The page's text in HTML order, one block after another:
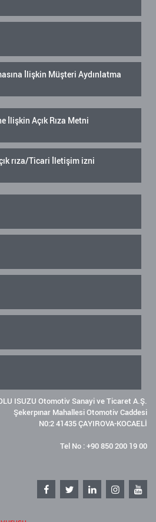
İlişkin Müşteri Aydınlatma
İlişkin Açık Rıza Metni
rıza/Ticari İletişim izni
ISUZU Otomotiv Sanayi ve Ticaret A.Ş.
Şekerpınar Mahallesi Otomotiv Caddesi
N0:2 41435 ÇAYIROVA-KOCAELİ
Tel No : +90 850 200 19 00